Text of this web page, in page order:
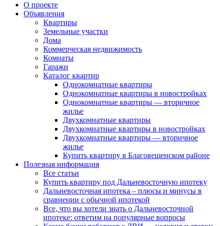
О проекте
Объявления
Квартиры
Земельные участки
Дома
Коммерческая недвижимость
Комнаты
Гаражи
Каталог квартир
Однокомнатные квартиры
Однокомнатные квартиры в новостройках
Однокомнатные квартиры — вторичное
жилье
Двухкомнатные квартиры
Двухкомнатные квартиры в новостройках
Двухкомнатные квартиры — вторичное
жилье
Купить квартиру в Благовещенском районе
Полезная информация
Все статьи
Купить квартиру под Дальневосточную ипотеку
Дальневосточная ипотека – плюсы и минусы в
сравнении с обычной ипотекой
Все, что вы хотели знать о Дальневосточной
ипотеке: ответим на популярные вопросы